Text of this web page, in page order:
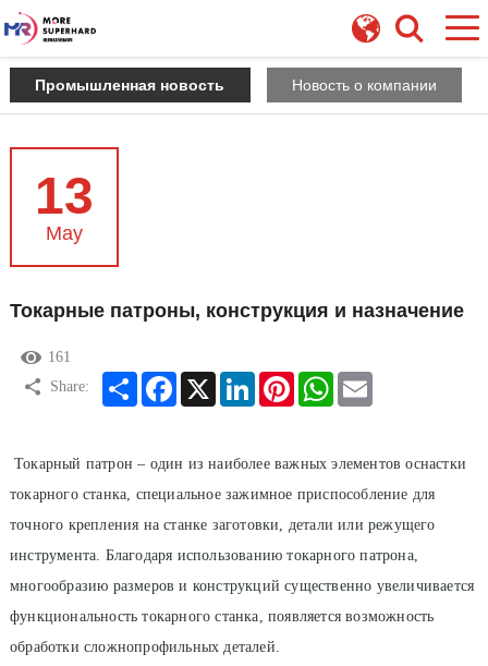
Промышленная новость Новость о компании
13
May
Токарные патроны, конструкция и назначение
161
Share:
Share Facebook LinkedIn Pinterest WhatsApp
Токарный патрон – один из наиболее важных элементов оснастки
токарного станка, специальное зажимное приспособление для
точного крепления на станке заготовки, детали или режущего
инструмента. Благодаря использованиютокарного патрона,
многообразию размеров и конструкций существенно увеличивается
функциональность токарного станка, появляется возможность
обработки сложнопрофильных деталей.